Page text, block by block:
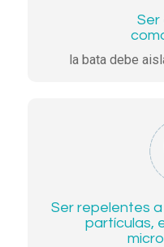
Ser
la bata debe
Ser repelentes
partículas,